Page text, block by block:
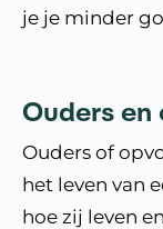
je je minder
Ouders en
Ouders of
het leven van
hoe zij leven